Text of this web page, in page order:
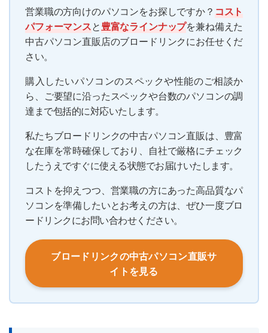
営業職の方向けのパソコンをお探しですか？ コスト
パフォーマンスと豊富なラインナップを兼ね備えた
中古パソコン直販店のブロードリンクにお任せくだ
さい。
購入したいパソコンのスペックや性能のご相談か
ら、ご要望に沿ったスペックや台数のパソコンの調
達まで包括的に対応いたします。
私たちブロードリンクの中古パソコン直販は、豊富
な在庫を常時確保しており、自社で厳格にチェック
したうえですぐに使える状態でお届けいたします。
コストを抑えつつ、営業職の方にあった高品質なパ
ソコンを準備したいとお考えの方は、ぜひ一度ブロ
ードリンクにお問い合わせください。
ブロードリンクの中古パソコン直販サ
イトを見る